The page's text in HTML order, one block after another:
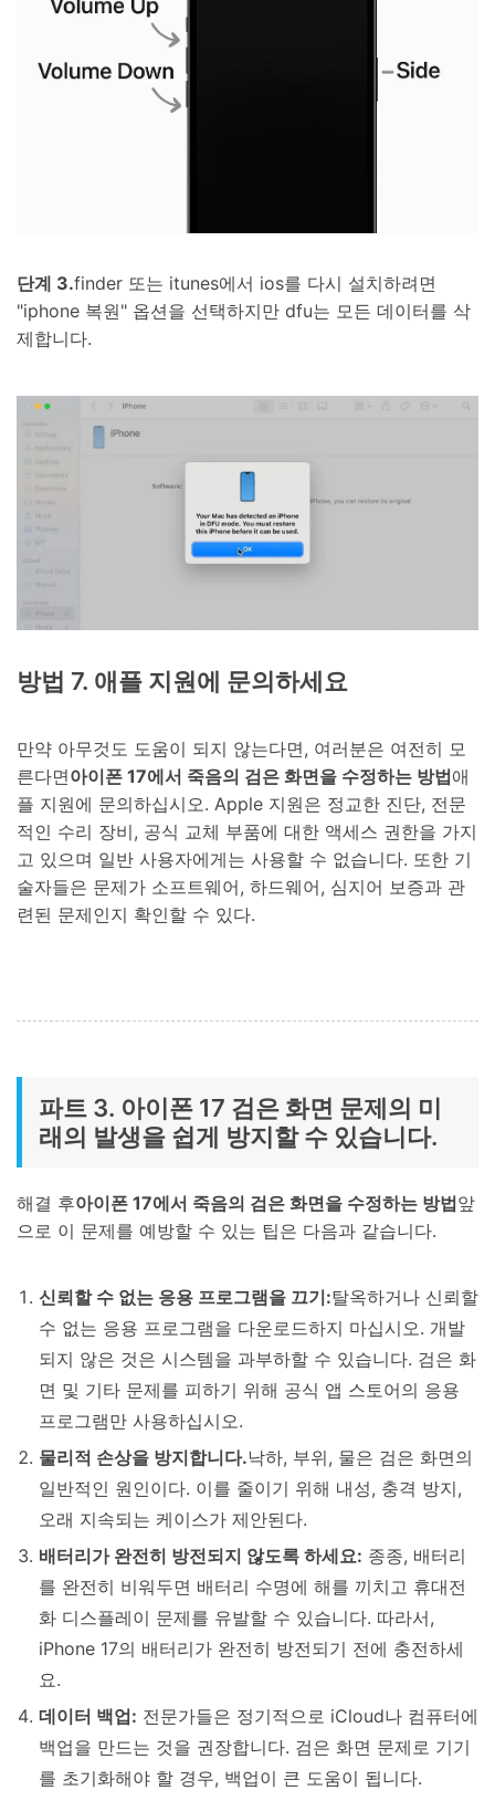
단계 3.finder 또는 itunes에서 ios를 다시 설치하려면
"iphone 복원" 옵션을 선택하지만 dfu는 모든 데이터를 삭
제합니다.
방법 7. 애플 지원에 문의하세요
만약 아무것도 도움이 되지 않는다면, 여러분은 여전히 모
른다면아이폰 17에서 죽음의 검은 화면을 수정하는 방법애
플 지원에 문의하십시오. Apple 지원은 정교한 진단, 전문
적인 수리 장비, 공식 교체 부품에 대한 액세스 권한을 가지
고 있으며 일반 사용자에게는 사용할 수 없습니다. 또한 기
술자들은 문제가 소프트웨어, 하드웨어, 심지어 보증과 관
련된 문제인지 확인할 수 있다.
파트 3. 아이폰 17 검은 화면 문제의 미
래의 발생을 쉽게 방지할 수 있습니다.
해결 후아이폰 17에서 죽음의 검은 화면을 수정하는 방법앞
으로 이 문제를 예방할 수 있는 팁은 다음과 같습니다.
신뢰할 수 없는 응용 프로그램을 끄기:탈옥하거나 신뢰할
수 없는 응용 프로그램을 다운로드하지 마십시오. 개발
되지 않은 것은 시스템을 과부하할 수 있습니다. 검은 화
면 및 기타 문제를 피하기 위해 공식 앱 스토어의 응용
프로그램만 사용하십시오.
물리적 손상을 방지합니다.낙하, 부위, 물은 검은 화면의
일반적인 원인이다. 이를 줄이기 위해 내성, 충격 방지,
오래 지속되는 케이스가 제안된다.
배터리가 완전히 방전되지 않도록 하세요: 종종, 배터리
를 완전히 비워두면 배터리 수명에 해를 끼치고 휴대전
화 디스플레이 문제를 유발할 수 있습니다. 따라서,
iPhone 17의 배터리가 완전히 방전되기 전에 충전하세
요.
데이터 백업: 전문가들은 정기적으로 iCloud나 컴퓨터에
백업을 만드는 것을 권장합니다. 검은 화면 문제로 기기
를 초기화해야 할 경우, 백업이 큰 도움이 됩니다.